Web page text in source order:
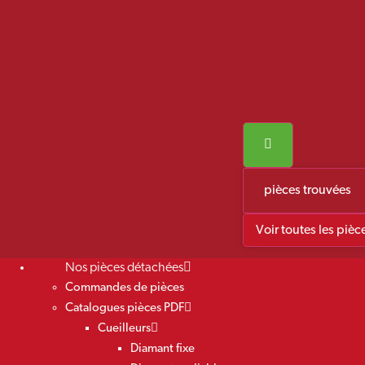
pièces trouvées
Voir toutes les
Nos pièces détachées
Commandes de pièces
Catalogues pièces PDF
Cueilleurs
Diamant fixe